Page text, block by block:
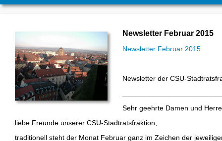
Newsletter Februar 2015
Newsletter Februar 2015
Newsletter der CSU-
Sehr geehrte Damen und
liebe Freunde unserer CSU-Stadtratsfraktion,
traditionell steht der Monat Februar ganz im Zeichen der